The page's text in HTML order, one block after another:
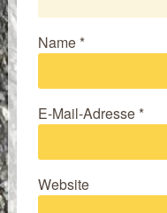
Name*
E-Mail-Adresse*
Website